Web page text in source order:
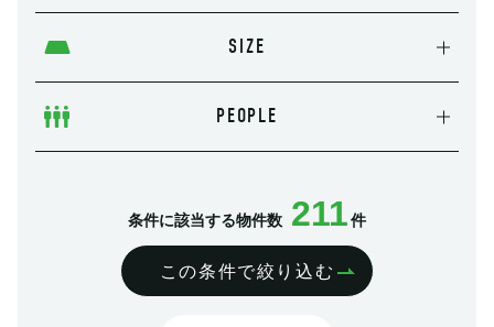
SIZE
PEOPLE
条件に該当する物件数 211件
この条件で絞り込む